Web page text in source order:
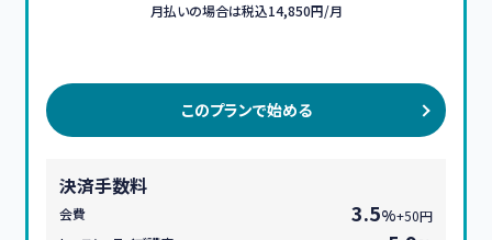
月払いの場合は税込14,850円/月
このプランで始める
決済手数料
会費 3.5%+50円